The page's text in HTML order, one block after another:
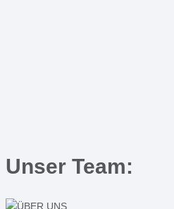
Unser Team: